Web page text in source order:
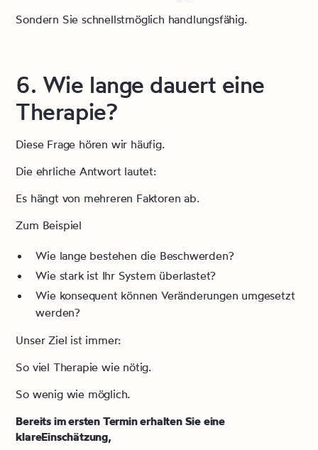
Sondern Sie schnellstmöglich handlungsfähig.
6. Wie lange dauert eine
Therapie?
Diese Frage hören wir häufig.
Die ehrliche Antwort lautet:
Es hängt von mehreren Faktoren ab.
Zum Beispiel
Wie lange bestehen die Beschwerden?
Wie stark ist Ihr System überlastet?
Wie konsequent können Veränderungen umgesetzt
werden?
Unser Ziel ist immer:
So viel Therapie wie nötig.
So wenig wie möglich.
Bereits im ersten Termin erhalten Sie eine
klareEinschätzung,